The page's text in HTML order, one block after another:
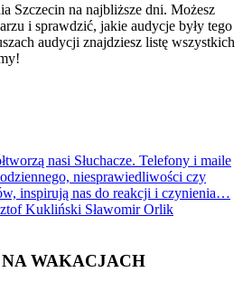
Szczecin na najbliższe dni. Możesz
i sprawdzić, jakie audycje były tego
audycji znajdziesz listę wszystkich
nasi Słuchacze. Telefony i maile
niesprawiedliwości czy
inspirują nas do reakcji i czynienia…
Kukliński Sławomir Orlik
WAKACJACH